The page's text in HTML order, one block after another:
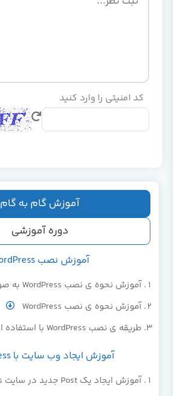
آموزش گام به گام
دوره آموزشی
آموزش نصب WordPress
آموزش نحوه ی نصب WordPress به صورت دستی
آموزش نحوه ی نصب WordPress
طریقه ی نصب WordPress با استفاده از Softaculous
آموزش ایجاد وب سایت با WordPress
آموزش ایجاد یک Post جدید در سایت WordPress
کد امنیتی را وارد کنید